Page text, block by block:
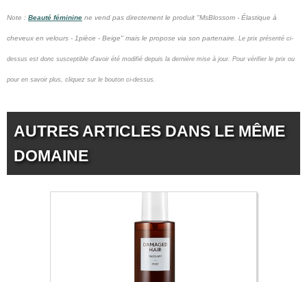
Note : Beauté féminine ne vend pas directement le produit "MsBlossom - Élastique à
cheveux en velours - 1pièce - Beige" mais le propose via son partenaire. Le prix présenté ci-
dessus est donc susceptible d'avoir été modifié depuis la dernière mise à jour. Pour vérifier le prix ou
pour en savoir plus, cliquez sur le bouton ci-dessus.
AUTRES ARTICLES DANS LE MÊME
DOMAINE